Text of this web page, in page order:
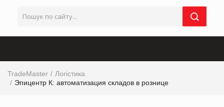
TradeMaster
Логістика
Эпицентр К: автоматизация складов в рознице